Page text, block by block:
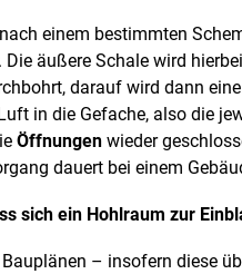
einem bestimmten
Die äußere Schale wird
darauf wird dann
in die Gefache, also die
Öffnungen wieder
dauert bei einem
sich ein Hohlraum zur
– insofern diese